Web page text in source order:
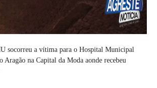
socorreu a vítima para o Hospital Municipal
Aragão na Capital da Moda aonde recebeu